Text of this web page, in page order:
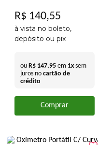
R$ 140,55
à vista no boleto,
depósito ou pix
ou R$ 147,95 em 1x sem
juros no cartão de
crédito
Comprar